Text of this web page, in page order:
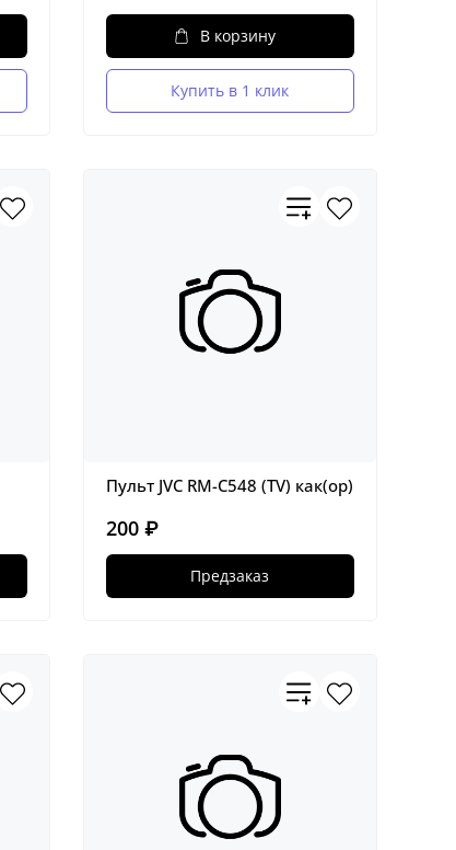
В корзину
Купить в 1 клик
Пульт JVC RM-C548 (TV) как(ор)
200 ₽
Предзаказ